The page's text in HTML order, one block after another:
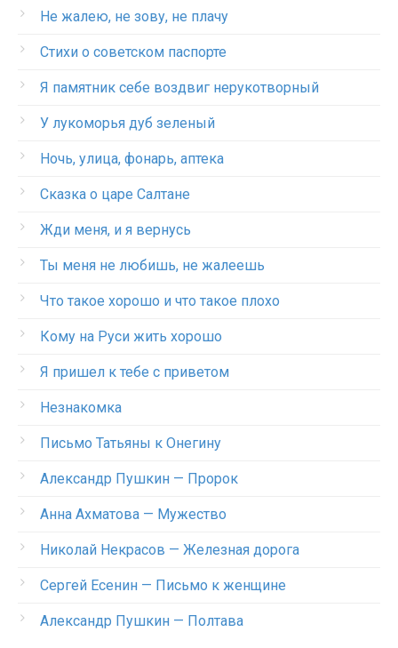
Не жалею, не зову, не плачу
Стихи о советском паспорте
Я памятник себе воздвиг нерукотворный
У лукоморья дуб зеленый
Ночь, улица, фонарь, аптека
Сказка о царе Салтане
Жди меня, и я вернусь
Ты меня не любишь, не жалеешь
Что такое хорошо и что такое плохо
Кому на Руси жить хорошо
Я пришел к тебе с приветом
Незнакомка
Письмо Татьяны к Онегину
Александр Пушкин — Пророк
Анна Ахматова — Мужество
Николай Некрасов — Железная дорога
Сергей Есенин — Письмо к женщине
Александр Пушкин — Полтава